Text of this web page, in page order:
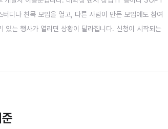
디나 친목 모임을 열고, 다른 사람이 만든 모임에도 참여
있는 행사가 열리면 상황이 달라집니다. 신청이 시작되는